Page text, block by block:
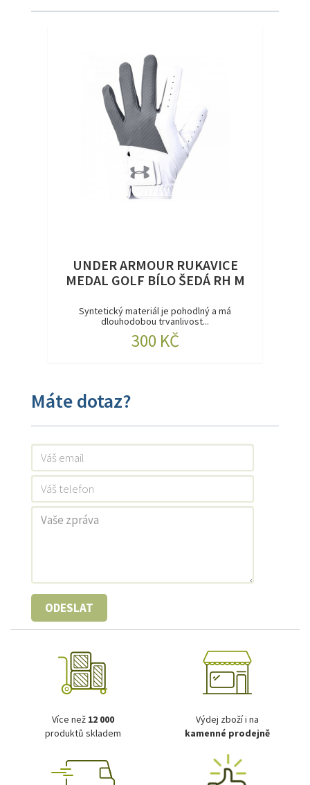
UNDER ARMOUR RUKAVICE
MEDAL GOLF BÍLO ŠEDÁ RH M
Syntetický materiál je pohodlný a má
dlouhodobou trvanlivost...
300 KČ
Máte dotaz?
ODESLAT
Více než 12 000
produktů skladem
Výdej zboží i na
kamenné prodejně